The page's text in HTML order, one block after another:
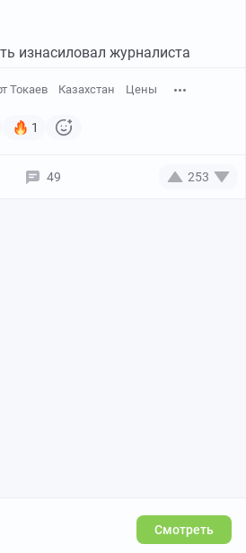
изнасиловал журналиста
Токаев Казахстан Цены
1
49 253
Смотреть